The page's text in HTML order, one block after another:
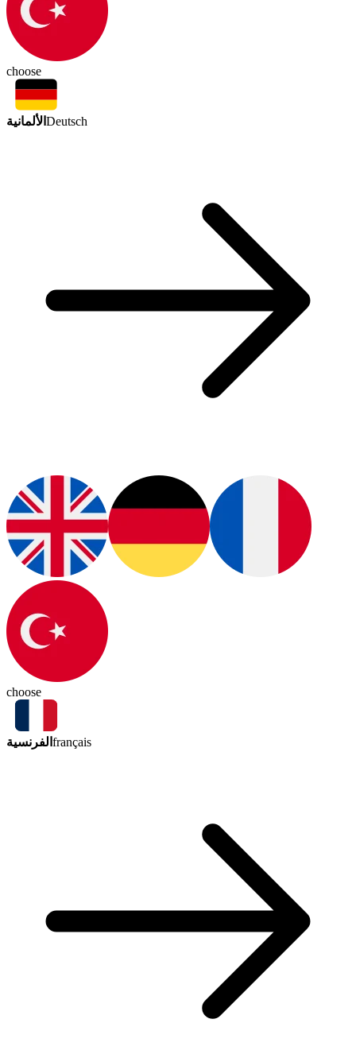
choose
الألمانية Deutsch
choose
الفرنسية français